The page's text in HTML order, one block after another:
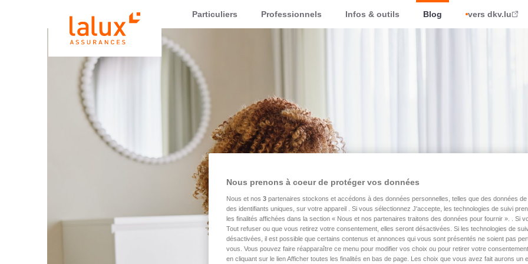
LALUX AssurancesParticuliers Professionnels Infos & outils Blog vers dkv.lu
Nous prenons à coeur de protéger vos données
Nous et nos 3 partenaires stockons et accédons à des données personnelles, telles que des données de
des identifiants uniques, sur votre appareil . Si vous sélectionnez J'accepte, les technologies de suivi
les finalités affichées dans la section « Nous et nos partenaires traitons des données pour fournir ». . Si
Tout refuser ou que vous retirez votre consentement, elles seront désactivées. Si les technologies de
désactivées, il est possible que certains contenus et annonces qui vous sont présentés ne soient pas
vous. Vous pouvez faire réapparaître ce menu pour modifier vos choix ou pour retirer votre
en cliquant sur le lien Afficher toutes les finalités en bas de page. Les choix que vous avez fait aurons un